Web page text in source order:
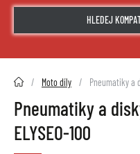
HLEDEJ
2HMOTO.cz Moto díly Pneumatiky a
Pneumatiky a
ELYSEO-100